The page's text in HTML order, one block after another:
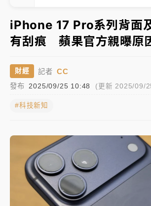
中颱白海豚風雨來了！中部以北防豪
響最劇烈
4800＋拖吊費
油價持續凍漲！ 中油宣布下周一汽柴
有片｜ 白海豚暴風圈逼近！新北淡水
連根拔起
中颱白海豚風雨來了！中部以北防豪
響最劇烈
iPhone 17 Pro系列背面
有刮痕 蘋果官方親曝原
財經 記者 CC
發布 2025/09/25 10:48 (更新 2025/09/
#科技新知